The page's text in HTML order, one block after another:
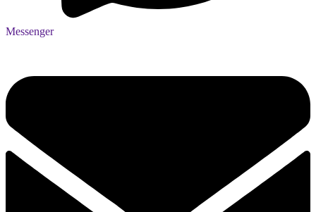
Messenger